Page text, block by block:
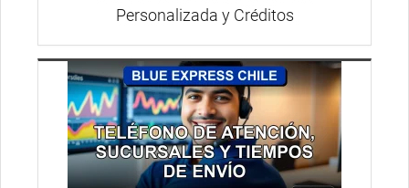
Personalizada y Créditos